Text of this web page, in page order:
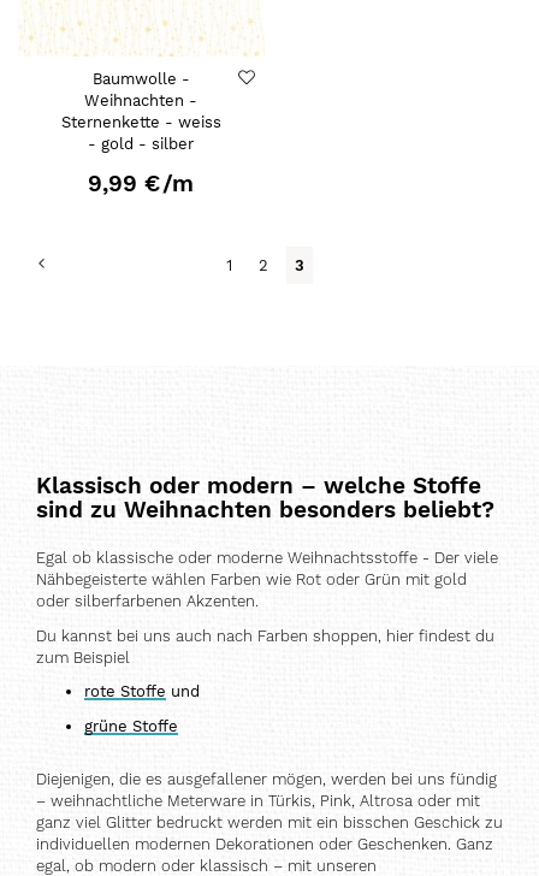
Baumwolle -
Weihnachten -
Sternenkette - weiss
- gold - silber
9,99 €/m
Seite
1 Seite
2 Du
3
Klassisch oder modern – welche Stoffe
sind zu Weihnachten besonders beliebt?
Egal ob klassische oder moderne Weihnachtsstoffe - Der viele
Nähbegeisterte wählen Farben wie Rot oder Grün mit gold
oder silberfarbenen Akzenten.
Du kannst bei uns auch nach Farben shoppen, hier findest du
zum Beispiel
rote Stoffe und
grüne Stoffe
Diejenigen, die es ausgefallener mögen, werden bei uns fündig
– weihnachtliche Meterware in Türkis, Pink, Altrosa oder mit
ganz viel Glitter bedruckt werden mit ein bisschen Geschick zu
individuellen modernen Dekorationen oder Geschenken. Ganz
egal, ob modern oder klassisch – mit unseren